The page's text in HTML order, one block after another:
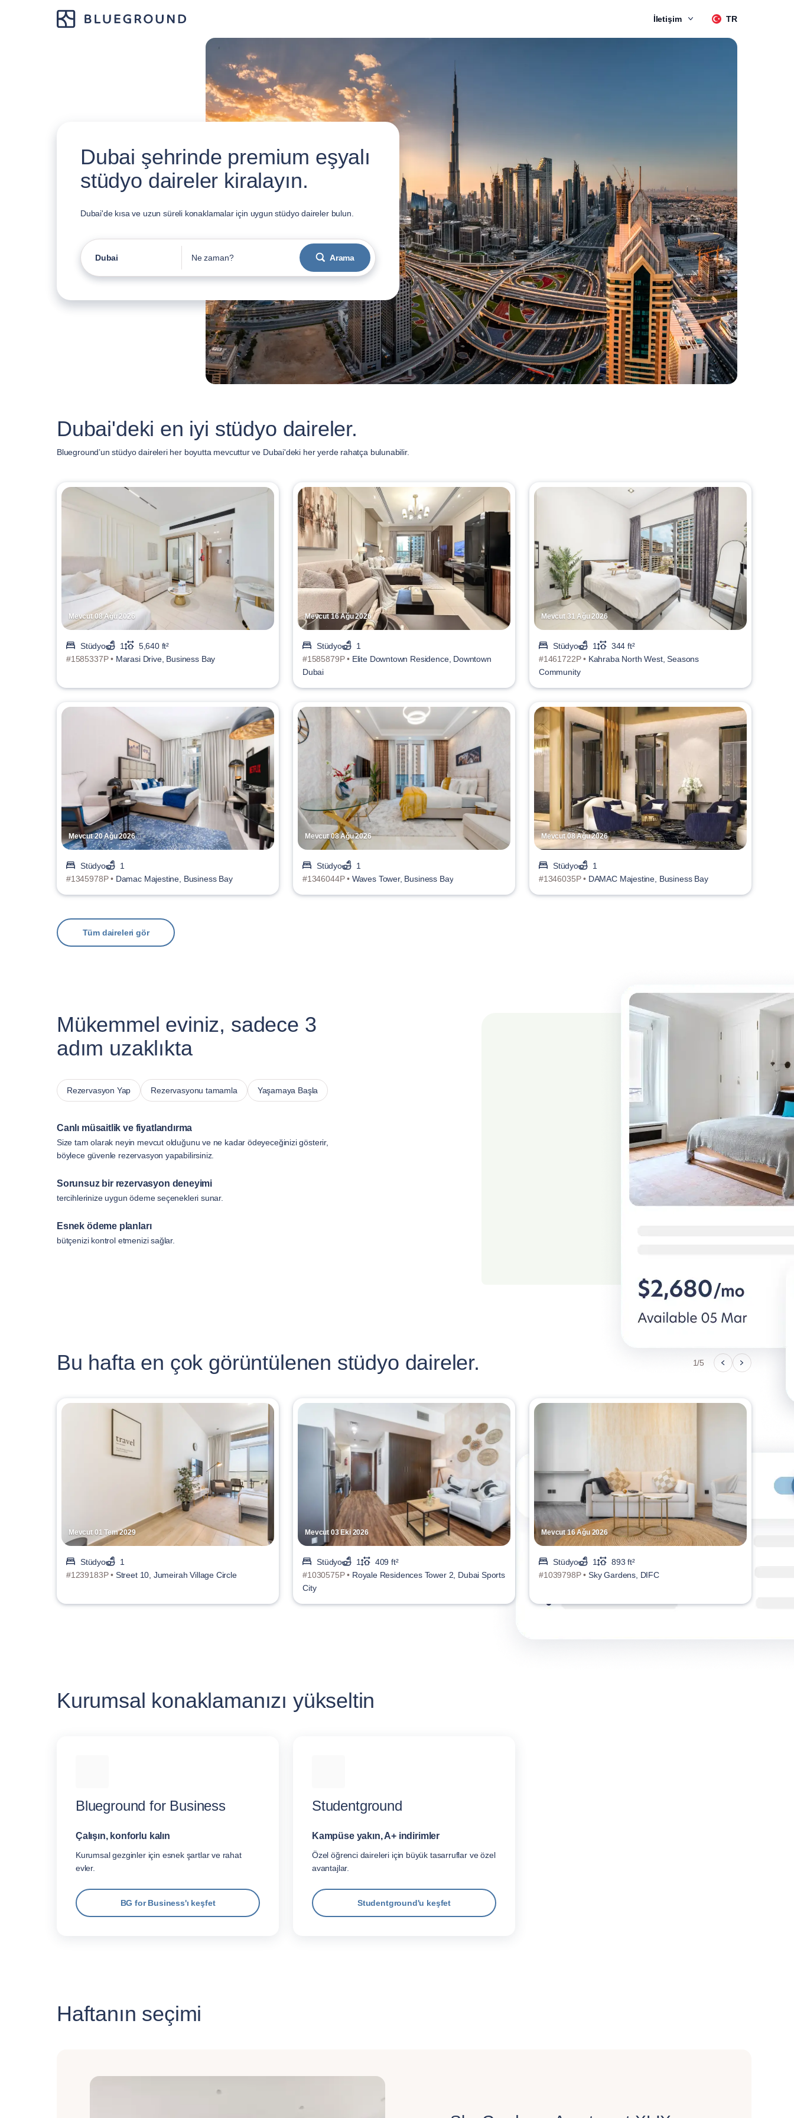
İletişim TR
Dubai şehrinde premium eşyalı
stüdyo daireler kiralayın.
Dubai'de kısa ve uzun süreli konaklamalar için uygun stüdyo daireler bulun.
Dubai Ne zaman? Arama
Dubai'deki en iyi stüdyo daireler.
Blueground’un stüdyo daireleri her boyutta mevcuttur ve Dubai'deki her yerde rahatça bulunabilir.
Mevcut 08 Ağu 2026
Stüdyo 1
5,640 ft²
#1585337P • Marasi Drive, Business Bay
Mevcut 16 Ağu 2026
Stüdyo
1
#1585879P • Elite Downtown Residence, Downtown
Dubai
Mevcut 31 Ağu 2026
Stüdyo 1
344 ft²
#1461722P • Kahraba North West, Seasons
Community
Mevcut 20 Ağu 2026
Stüdyo
1
#1345978P • Damac Majestine, Business Bay
Mevcut 08 Ağu 2026
Stüdyo
1
#1346044P • Waves Tower, Business Bay
Mevcut 08 Ağu 2026
Stüdyo
1
#1346035P • DAMAC Majestine, Business Bay
Tüm daireleri gör
Mükemmel eviniz, sadece 3
adım uzaklıkta
Rezervasyon Yap Rezervasyonu tamamla Yaşamaya Başla
Canlı müsaitlik ve fiyatlandırma
Size tam olarak neyin mevcut olduğunu ve ne kadar ödeyeceğinizi gösterir,
böylece güvenle rezervasyon yapabilirsiniz.
Sorunsuz bir rezervasyon deneyimi
tercihlerinize uygun ödeme seçenekleri sunar.
Esnek ödeme planları
bütçenizi kontrol etmenizi sağlar.
Bu hafta en çok görüntülenen stüdyo daireler. 1/5
Mevcut 01 Tem 2029
Stüdyo
1
#1239183P • Street 10, Jumeirah Village Circle
Mevcut 03 Eki 2026
Stüdyo 1
409 ft²
#1030575P • Royale Residences Tower 2, Dubai Sports
City
Mevcut 16 Ağu 2026
Stüdyo 1
893 ft²
#1039798P • Sky Gardens, DIFC
Kurumsal konaklamanızı yükseltin
Blueground for Business
Çalışın, konforlu kalın
Kurumsal gezginler için esnek şartlar ve rahat
evler.
BG for Business'ı keşfet
Studentground
Kampüse yakın, A+ indirimler
Özel öğrenci daireleri için büyük tasarruflar ve özel
avantajlar.
Studentground'u keşfet
Haftanın seçimi